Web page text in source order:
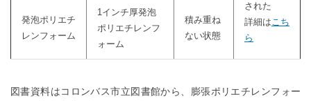
された
詳細はこち
ら
発泡ポリエチ
レンフォーム
1インチ厚発泡
ポリエチレンフ
ォーム
積み重ね
ない状態
図書資料はコロンバス市立図書館から、膨張ポリエチレンフォー